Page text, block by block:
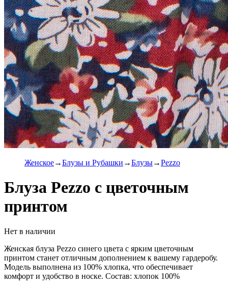
Женское Блузы и Рубашки Блузы Pezzo
Блуза Pezzo с цветочным
принтом
Нет в наличии
Женская блуза Pezzo синего цвета с ярким цветочным
принтом станет отличным дополнением к вашему гардеробу.
Модель выполнена из 100% хлопка, что обеспечивает
комфорт и удобство в носке. Состав: хлопок 100%